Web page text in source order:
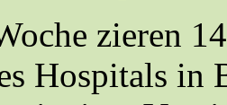
zieren
Hospitals